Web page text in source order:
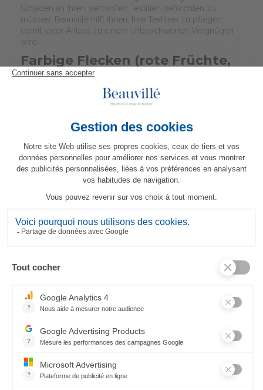
Schäden an Ihren wertvollen Textilien befürchten zu
müssen. Beauvillé hilft Ihnen, Ihre Textilien zu pflegen,
damit jeder Anlass zu einem unbeschwerten Vergnügen
wird.
Farbige Flecken (rote Früchte,
Lippenstift, Blütenstaub) :
Rote Obstflecken können aufgrund ihrer
Pigmentierung besonders hartnäckig sein. Um sie zu
kaltem Wasser getränkten Tuch ab. Dann tragen Sie eine
auf den Fleck auf. Lassen Sie die Mischung einige Minuten
einwirken, bevor Sie sie mit kaltem Wasser abspülen.
Wenn nötig, wiederholen Sie den Vorgang, bis der Fleck
verschwunden ist.
Lippenstift:Lippenstiftflecken lassen sich mit einem
mit einem sauberen Tuch ab, das mit einer Mischung aus
milder Seife und lauwarmem Wasser getränkt ist.
Wasser ausspülen.
hinterlassen, die nur schwer zu entfernen sind. Um sie zu
behandeln, bürsten Sie die Stelle vorsichtig mit einer
möglich zu entfernen. Dann tragen Sie eine Mischung aus
warmem Wasser und mildem Reinigungsmittel auf den
Tuch ab. Spülen Sie mit kaltem Wasser nach und
wiederholen Sie den Vorgang, falls erforderlich.